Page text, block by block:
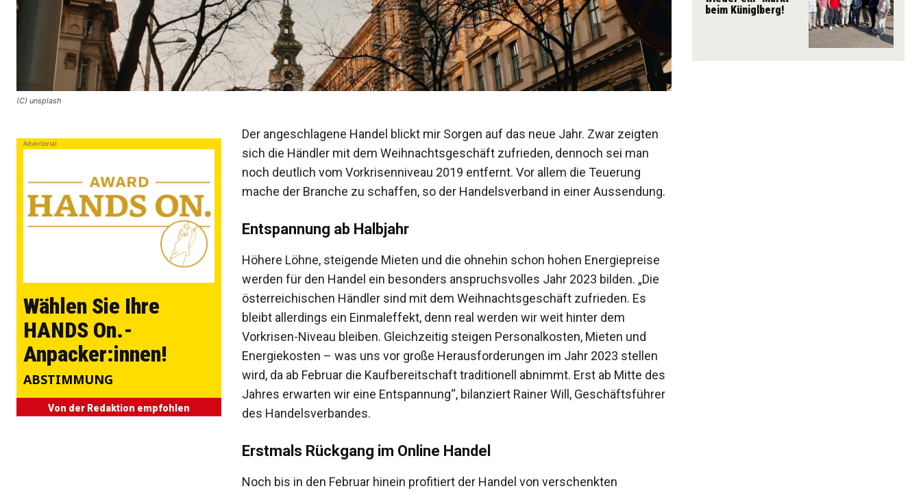
(C) unsplash
Advertorial
Wählen Sie Ihre
HANDS On.-
Anpacker:innen!
ABSTIMMUNG
Von der Redaktion empfohlen
Der angeschlagene Handel blickt mir Sorgen auf das neue Jahr. Zwar zeigten
sich die Händler mit dem Weihnachtsgeschäft zufrieden, dennoch sei man
noch deutlich vom Vorkrisenniveau 2019 entfernt. Vor allem die Teuerung
mache der Branche zu schaffen, so der Handelsverband in einer Aussendung.
Entspannung ab Halbjahr
Höhere Löhne, steigende Mieten und die ohnehin schon hohen Energiepreise
werden für den Handel ein besonders anspruchsvolles Jahr 2023 bilden. „Die
österreichischen Händler sind mit dem Weihnachtsgeschäft zufrieden. Es
bleibt allerdings ein Einmaleffekt, denn real werden wir weit hinter dem
Vorkrisen-Niveau bleiben. Gleichzeitig steigen Personalkosten, Mieten und
Energiekosten – was uns vor große Herausforderungen im Jahr 2023 stellen
wird, da ab Februar die Kaufbereitschaft traditionell abnimmt. Erst ab Mitte des
Jahres erwarten wir eine Entspannung“, bilanziert Rainer Will, Geschäftsführer
des Handelsverbandes.
Erstmals Rückgang im Online Handel
Noch bis in den Februar hinein profitiert der Handel von verschenkten
beim Küniglberg!